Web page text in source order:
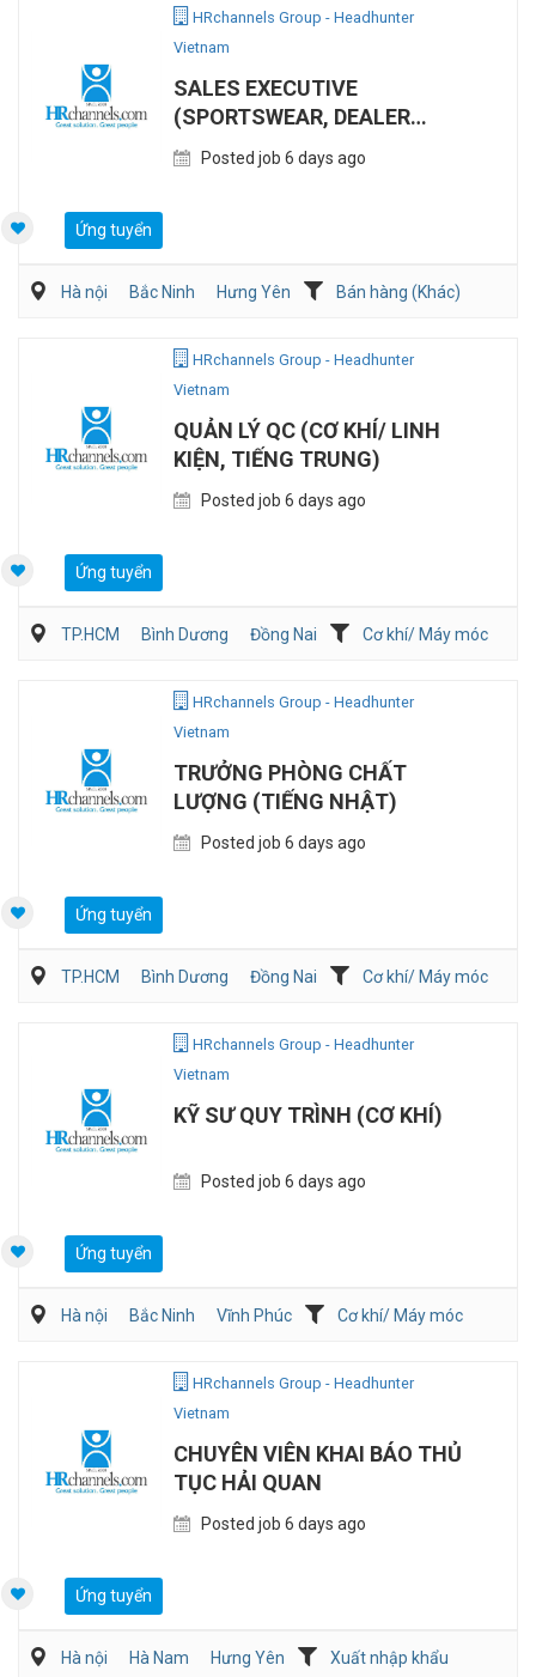
HRchannels Group - Headhunter
Vietnam
SALES EXECUTIVE
(SPORTSWEAR, DEALER
CHANNEL)
Posted job 6 days ago
Ứng tuyển
Hà nội Bắc Ninh Hưng Yên
Bán hàng (Khác)
HRchannels Group - Headhunter
Vietnam
QUẢN LÝ QC (CƠ KHÍ/ LINH
KIỆN, TIẾNG TRUNG)
Posted job 6 days ago
Ứng tuyển
TP.HCM Bình Dương Đồng Nai
Cơ khí/ Máy móc
HRchannels Group - Headhunter
Vietnam
TRƯỞNG PHÒNG CHẤT
LƯỢNG (TIẾNG NHẬT)
Posted job 6 days ago
Ứng tuyển
TP.HCM Bình Dương Đồng Nai
Cơ khí/ Máy móc
HRchannels Group - Headhunter
Vietnam
KỸ SƯ QUY TRÌNH (CƠ KHÍ)
Posted job 6 days ago
Ứng tuyển
Hà nội Bắc Ninh Vĩnh Phúc
Cơ khí/ Máy móc
HRchannels Group - Headhunter
Vietnam
CHUYÊN VIÊN KHAI BÁO THỦ
TỤC HẢI QUAN
Posted job 6 days ago
Ứng tuyển
Hà nội Hà Nam Hưng Yên Xuất nhập khẩu